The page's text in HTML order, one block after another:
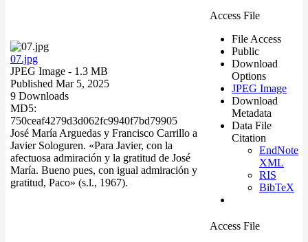
07.jpg
JPEG Image - 1.3 MB
Published Mar 5, 2025
9 Downloads
MD5:
750ceaf4279d3d062fc9940f7bd79905
José María Arguedas y Francisco Carrillo a
Javier Sologuren. «Para Javier, con la
afectuosa admiración y la gratitud de José
María. Bueno pues, con igual admiración y
gratitud, Paco» (s.l., 1967).
Access File
File Access
Public
Download
Options
JPEG Image
Download
Metadata
Data File
Citation
EndNote
XML
RIS
BibTeX
Access File